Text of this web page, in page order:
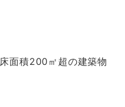
面積200㎡超の建築物